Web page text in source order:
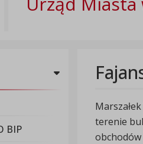
BIP
terenie